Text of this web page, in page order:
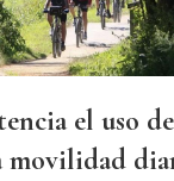
el uso
movilidad